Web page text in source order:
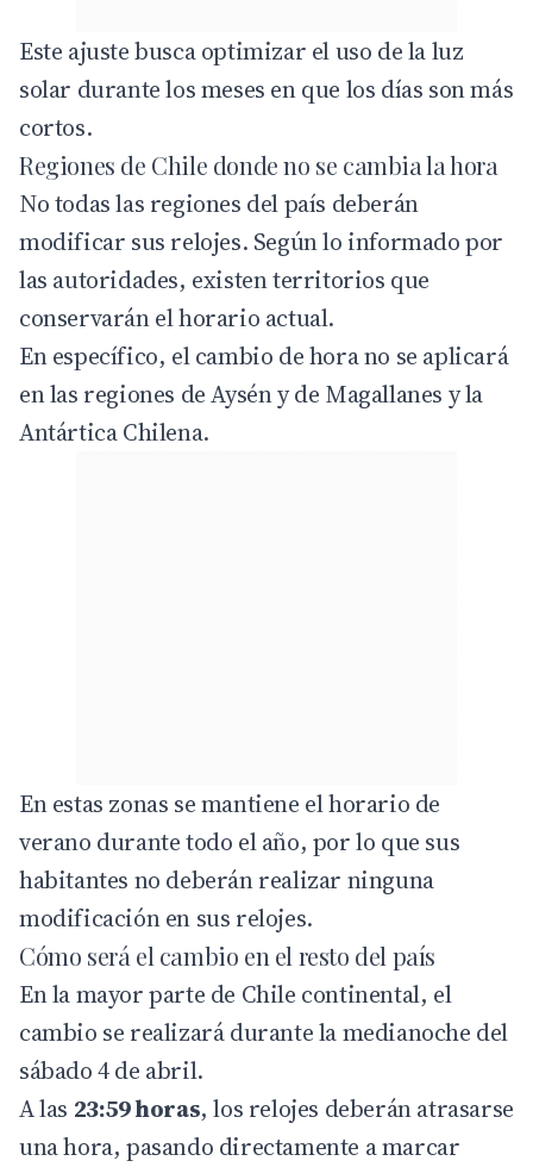
Este ajuste busca optimizar el uso de la luz
solar durante los meses en que los días son más
cortos.
Regiones de Chile donde no se cambia la hora
No todas las regiones del país deberán
modificar sus relojes. Según lo informado por
las autoridades, existenterritorios que
conservarán el horario actual.
En específico, el cambio de hora no se aplicará
en las regiones de Aysén y de Magallanes y la
Antártica Chilena.
En estas zonas se mantiene el horario de
verano durante todo el año, por lo que sus
habitantes no deberán realizar ninguna
modificación en sus relojes.
Cómo será el cambio en el resto del país
En la mayor parte de Chile continental, el
cambio se realizará durante la medianoche del
sábado 4 de abril.
A las 23:59 horas, los relojes deberán atrasarse
una hora, pasando directamente a marcar